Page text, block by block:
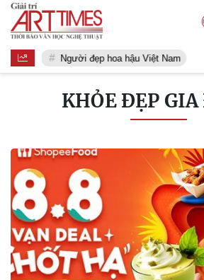
Người đẹp hoa hậu Việt Nam
KHỎE ĐẸP